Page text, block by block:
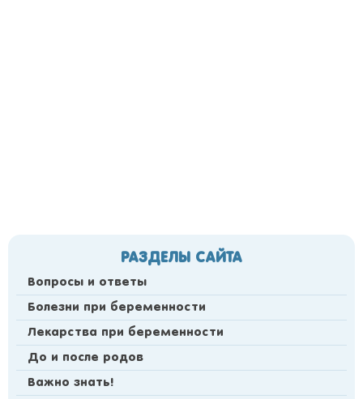
РАЗДЕЛЫ САЙТА
Вопросы и ответы
Болезни при беременности
Лекарства при беременности
До и после родов
Важно знать!